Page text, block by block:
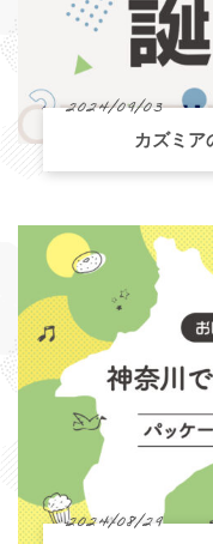
2024/09/03
カズミア
2024/08/29